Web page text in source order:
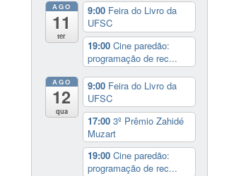
AGO
11
ter
9:00 Feira do Livro da
UFSC
19:00 Cine paredão:
programação de rec...
AGO
12
qua
9:00 Feira do Livro da
UFSC
17:00 3º Prêmio Zahidé
Muzart
19:00 Cine paredão:
programação de rec...